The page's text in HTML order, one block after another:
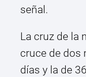
señal.
La cruz de la
cruce de dos
días y la de